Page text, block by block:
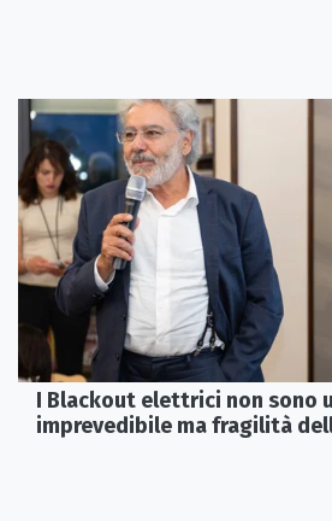
I Blackout elettrici non sono
imprevedibile ma fragilità